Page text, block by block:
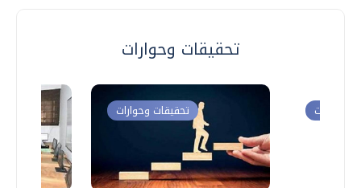
تحقيقات وحوارات
تحقيقات وحوارات وحوارات